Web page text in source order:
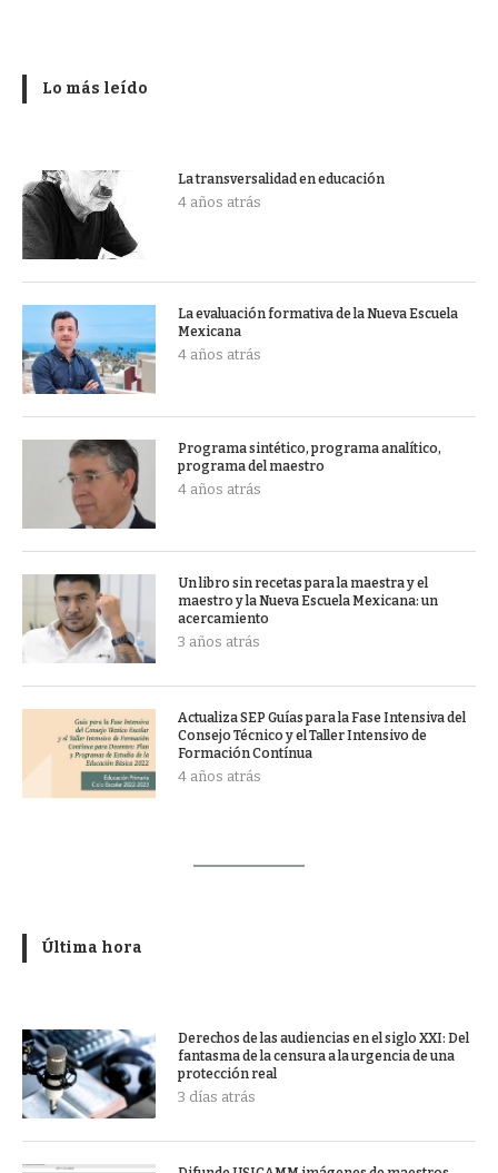
Lo más leído
La transversalidad en educación
4 años atrás
La evaluación formativa de la Nueva Escuela
Mexicana
4 años atrás
Programa sintético, programa analítico,
programa del maestro
4 años atrás
Un libro sin recetas para la maestra y el
maestro y la Nueva Escuela Mexicana: un
acercamiento
3 años atrás
Actualiza SEP Guías para la Fase Intensiva del
Consejo Técnico y el Taller Intensivo de
Formación Contínua
4 años atrás
Última hora
Derechos de las audiencias en el siglo XXI: Del
fantasma de la censura a la urgencia de una
protección real
3 días atrás